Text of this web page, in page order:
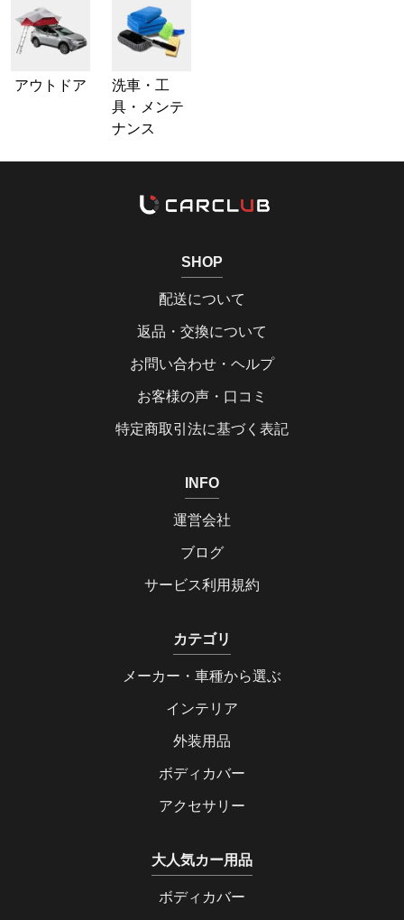
アウトドア
洗車・工
具・メンテ
ナンス
SHOP
配送について
返品・交換について
お問い合わせ・ヘルプ
お客様の声・口コミ
特定商取引法に基づく表記
INFO
運営会社
ブログ
サービス利用規約
カテゴリ
メーカー・車種から選ぶ
インテリア
外装用品
ボディカバー
アクセサリー
大人気カー用品
ボディカバー